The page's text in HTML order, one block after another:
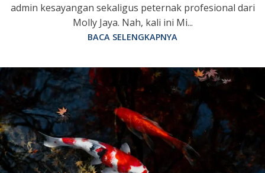
admin kesayangan sekaligus peternak profesional dari
Molly Jaya. Nah, kali ini Mi...
BACA SELENGKAPNYA